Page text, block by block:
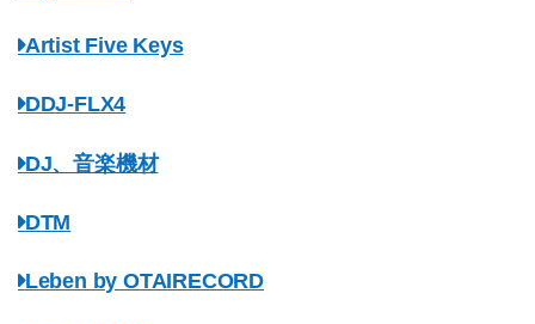
Artist Five Keys
DDJ-FLX4
DJ、音楽機材
DTM
Leben by OTAIRECORD